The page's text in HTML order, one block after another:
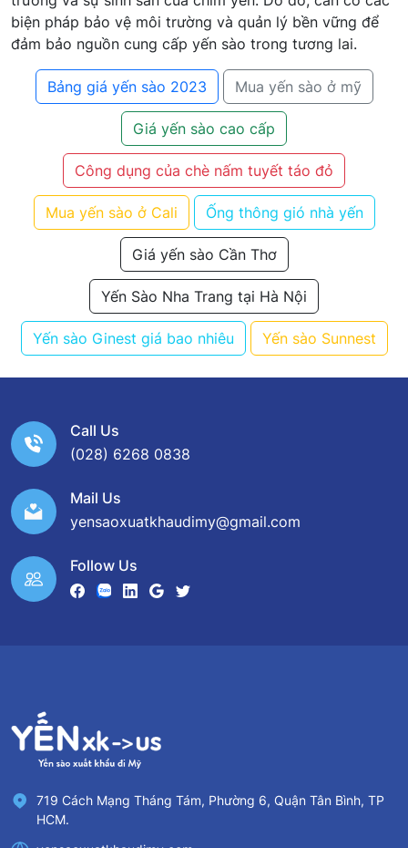
biện pháp bảo vệ môi trường và quản lý bền vững để
đảm bảo nguồn cung cấp yến sào trong tương lai.
Bảng giá yến sào 2023 Mua yến sào ở mỹ
Giá yến sào cao cấp
Công dụng của chè nấm tuyết táo đỏ
Mua yến sào ở Cali Ống thông gió nhà yến
Giá yến sào Cần Thơ
Yến Sào Nha Trang tại Hà Nội
Yến sào Ginest giá bao nhiêu Yến sào Sunnest
Call Us
(028) 6268 0838
Mail Us
yensaoxuatkhaudimy@gmail.com
Follow Us
719 Cách Mạng Tháng Tám, Phường 6, Quận Tân Bình, TP
HCM.